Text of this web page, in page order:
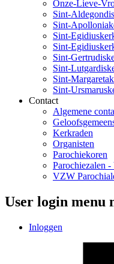
Onze-Lieve-
Sint-
Sint-
Sint-
Sint-
Sint-
Sint-
Sint-
Sint-
Contact
Algemene
Kerkraden
Organisten
Parochiekoren
Parochiezalen -
VZW
User login menu
Inloggen